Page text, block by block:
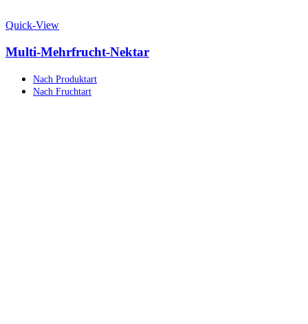
Quick-View
Multi-Mehrfrucht-Nektar
Nach Produktart
Nach Fruchtart